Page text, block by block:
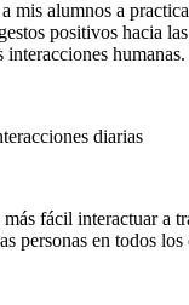
alumnos a
positivos hacia
interacciones humanas.
diarias
fácil interactuar a
personas en todos